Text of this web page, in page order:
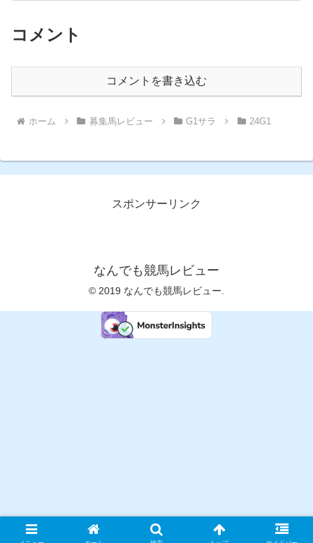
コメント
コメントを書き込む
ホーム 募集馬レビュー G1サラ 24G1
スポンサーリンク
なんでも競馬レビュー
© 2019 なんでも競馬レビュー.